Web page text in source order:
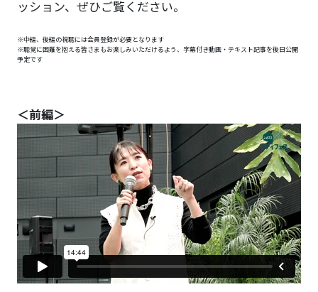
ッション、ぜひご覧ください。
※中編、後編の視聴には会員登録が必要となります
※聴覚に困難を抱える皆さまもお楽しみいただけるよう、字幕付き動画・テキスト記事を後日公開
予定です
＜前編＞